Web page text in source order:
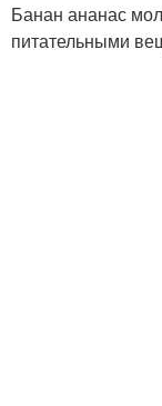
Банан ананас
питательными